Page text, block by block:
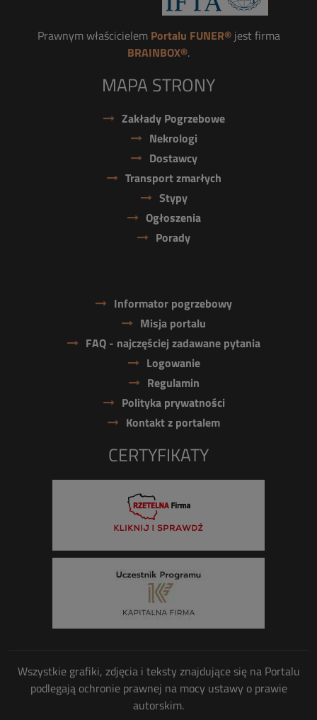
Prawnym właścicielem Portalu FUNER®jest firma
BRAINBOX®.
MAPA STRONY
Zakłady Pogrzebowe
Nekrologi
Dostawcy
Transport zmarłych
Stypy
Ogłoszenia
Porady
Informator pogrzebowy
Misja portalu
FAQ - najczęściej zadawane pytania
Logowanie
Regulamin
Polityka prywatności
Kontakt z portalem
CERTYFIKATY
Wszystkie grafiki, zdjęcia i teksty znajdujące się na Portalu
podlegają ochronie prawnej na mocy ustawy o prawie
autorskim.